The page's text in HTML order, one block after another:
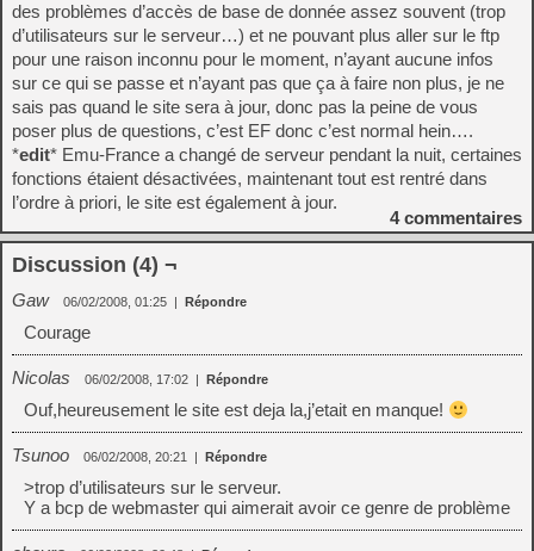
des problèmes d’accès de base de donnée assez souvent (trop
d’utilisateurs sur le serveur…) et ne pouvant plus aller sur le ftp
pour une raison inconnu pour le moment, n’ayant aucune infos
sur ce qui se passe et n’ayant pas que ça à faire non plus, je ne
sais pas quand le site sera à jour, donc pas la peine de vous
poser plus de questions, c’est EF donc c’est normal hein….
*edit* Emu-France a changé de serveur pendant la nuit, certaines
fonctions étaient désactivées, maintenant tout est rentré dans
l’ordre à priori, le site est également à jour.
4commentaires
Discussion (4) ¬
Gaw 06/02/2008, 01:25 | Répondre
Courage
Nicolas 06/02/2008, 17:02 | Répondre
Ouf,heureusement le site est deja la,j’etait en manque!
Tsunoo 06/02/2008, 20:21 | Répondre
>trop d’utilisateurs sur le serveur.
Y a bcp de webmaster qui aimerait avoir ce genre de problème